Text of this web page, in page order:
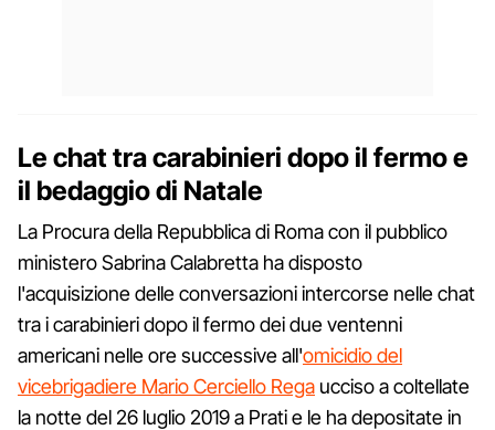
Le chat tra carabinieri dopo il fermo e
il bedaggio di Natale
La Procura della Repubblica di Roma con il pubblico
ministero Sabrina Calabretta ha disposto
l'acquisizione delle conversazioni intercorse nelle chat
tra i carabinieri dopo il fermo dei due ventenni
americani nelle ore successive all'omicidio del
vicebrigadiere Mario Cerciello Rega ucciso a coltellate
la notte del 26 luglio 2019 a Prati e le ha depositate in